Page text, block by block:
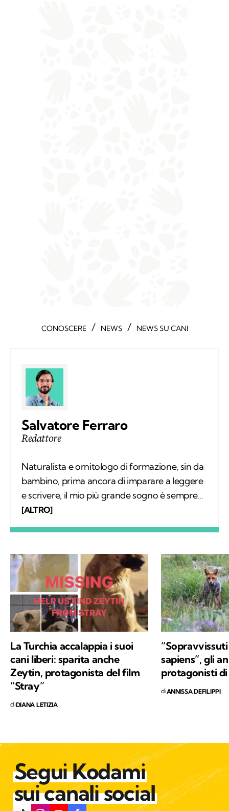
CONOSCERE / NEWS / NEWS SU CANI
Salvatore Ferraro
Redattore
Naturalista e ornitologo di formazione, sin da
bambino, prima ancora di imparare a leggere
e scrivere, il mio più grande sogno è sempre
stato quello di conoscere tutto sugli animali e
campo e, parallelamente, nell'educazione
ambientale. Alla base del mio interesse per le
scienze naturali, oltre a una profonda e
sincera vocazione, c'è la voglia di mettere a
disposizione quello che ho imparato,
provando a comunicare e a trasmettere i
giorno: la conservazione della natura e la
salvaguardia del nostro Pianeta e di chiunque
vi abiti.
[ALTRO]
La Turchia accalappia i suoi
cani liberi: sparita anche
Zeytin, protagonista del film
“Stray”
diDIANA LETIZIA
sapiens”, gli
protagonisti
diANNISSA DEFILIPPI
Segui Kodami
sui canali social